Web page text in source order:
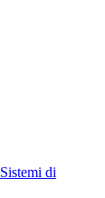
Sistemi di